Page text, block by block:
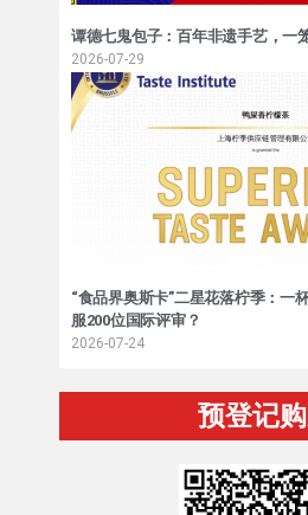
谭德七鬼包子：百年非遗手艺，一
2026-07-29
“食品界奥斯卡”二星花落柠季：一
服200位国际评审？
2026-07-24
预登记